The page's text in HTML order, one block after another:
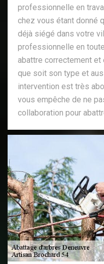
professionnelle en
chez vous étant donné
déjà siégé dans votre
professionnelle en
abattre correctement et
que soit son type et
intervention est très
vous empêche de ne
collaboration pour